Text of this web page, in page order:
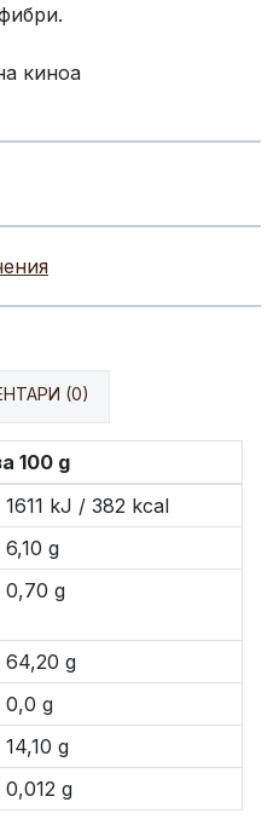
киноа
(0)
100 g
1611 kJ / 382 kcal
6,10 g
0,70 g
64,20 g
0,0 g
14,10 g
0,012 g